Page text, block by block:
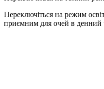
Переключіться на режим
приємним для очей в денний